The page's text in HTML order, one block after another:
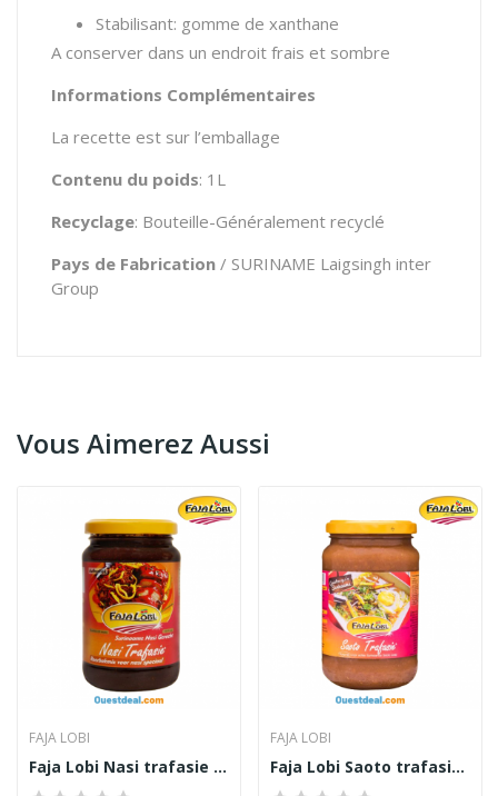
Stabilisant: gomme de xanthane
A conserver dans un endroit frais et sombre
Informations Complémentaires
La recette est sur l’emballage
Contenu du poids: 1L
Recyclage: Bouteille-Généralement recyclé
Pays de Fabrication / SURINAME Laigsingh inter
Group
Vous Aimerez Aussi
FAJA LOBI
Faja Lobi Nasi trafasie sauce rapide nasi goreng
FAJA LOBI
Faja Lobi Saoto trafasie sauce pour soupe 360 g